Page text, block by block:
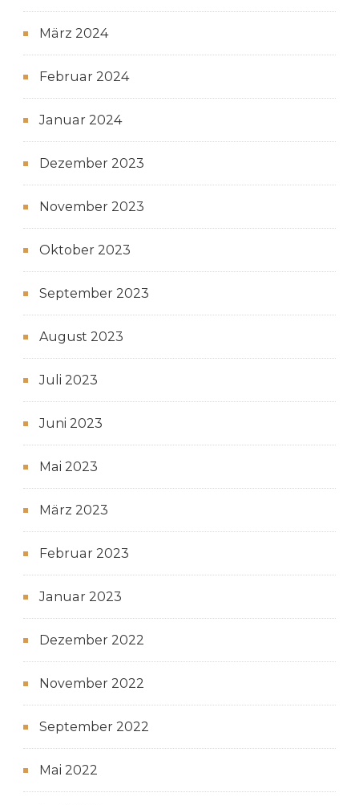
März 2024
Februar 2024
Januar 2024
Dezember 2023
November 2023
Oktober 2023
September 2023
August 2023
Juli 2023
Juni 2023
Mai 2023
März 2023
Februar 2023
Januar 2023
Dezember 2022
November 2022
September 2022
Mai 2022